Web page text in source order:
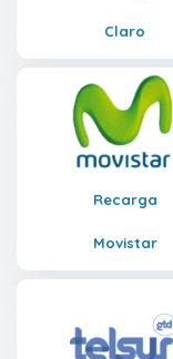
Claro
Recarga
Movistar